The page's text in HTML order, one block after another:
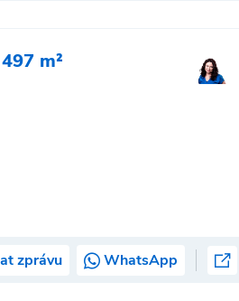
m²
zprávu WhatsApp